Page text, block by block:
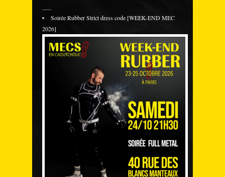
Soirée Rubber Strict dress code [WEEK-END MEC
2026]